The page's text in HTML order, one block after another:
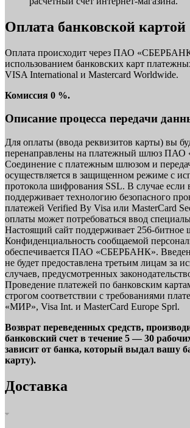
Оплата банковской картой
Оплата происходит через ПАО
использованием банковских карт
VISA International и Mastercard Worldwide.
Комиссия 0 %.
Описание процесса передачи
Для оплаты (ввода реквизитов карты) вы
перенаправлены на платежный шлюз
Соединение с платежным шлюзом и
осуществляется в защищенном режиме с
протокола шифрования SSL. В случае если
поддерживает технологию безопасного
платежей Verified By Visa или MasterCard
оплаты может потребоваться ввод
Настоящий сайт поддерживает 256-битное
Конфиденциальность сообщаемой
обеспечивается ПАО «СБЕРБАНК».
не будет предоставлена третьим лицам за
случаев, предусмотренных
Проведение платежей по банковским
строгом соответствии с требованиями
«МИР», Visa Int. и MasterCard Europe Sprl.
Возврат переведенных средств,
банковский счет в течение 5 — 30
зависит от банка, который выдал вашу
карту).
Доставка